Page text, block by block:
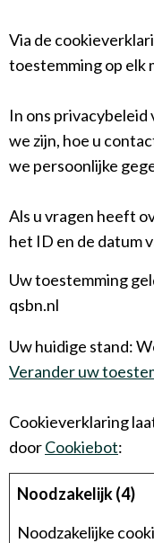
Via de
toestemming op elk
In ons
we zijn, hoe u
we persoonlijke
Als u vragen heeft
het ID en de datum
Uw toestemming
qsbn.nl
Uw huidige stand:
Verander uw
Cookieverklaring
doorCookiebot:
Noodzakelijk (4)
Noodzakelijke